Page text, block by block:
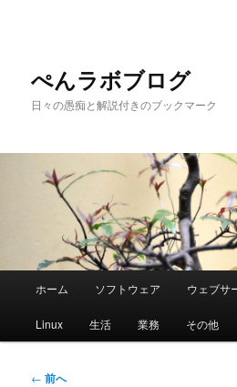
ぺんラボブログ
日々の愚痴と解説付きのブックマーク
メ
ホーム ソフトウェア ウェブサ
Linux 生活 業務 その他
投
← 前へ